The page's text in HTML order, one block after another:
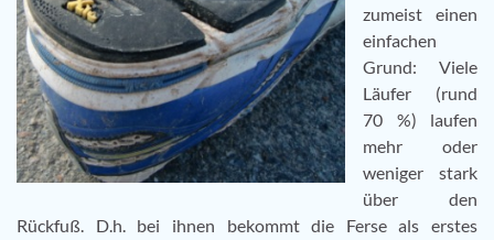
zumeist einen
einfachen
Grund: Viele
Läufer (rund
70 %) laufen
mehr oder
weniger stark
über den
Rückfuß. D.h. bei ihnen bekommt die Ferse als erstes